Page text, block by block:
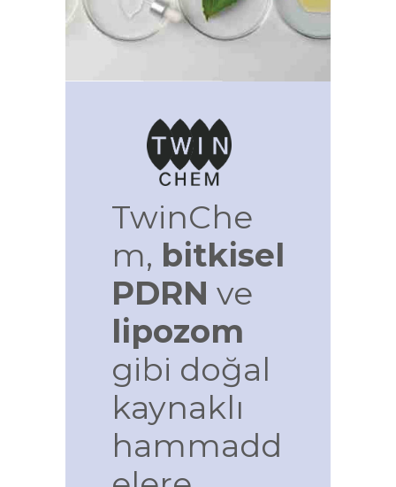
TwinChe
m, bitkisel
PDRN ve
lipozom
gibi doğal
kaynaklı
hammadd